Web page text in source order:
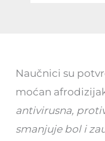
Naučnici su
moćan
antivirusna,
smanjuje bol i